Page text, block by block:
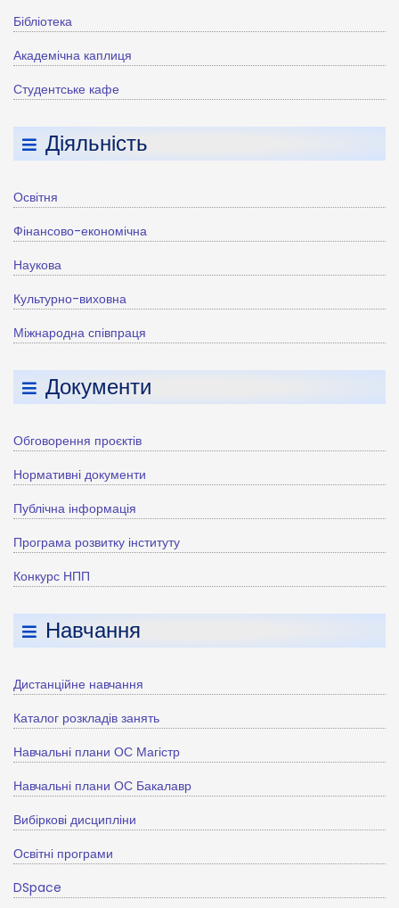
Бібліотека
Академічна каплиця
Студентське кафе
Діяльність
Освітня
Фінансово-економічна
Наукова
Культурно-виховна
Міжнародна співпраця
Документи
Обговорення проєктів
Нормативні документи
Публічна інформація
Програма розвитку інституту
Конкурс НПП
Навчання
Дистанційне навчання
Каталог розкладів занять
Навчальні плани ОС Магістр
Навчальні плани ОС Бакалавр
Вибіркові дисципліни
Освітні програми
DSpace